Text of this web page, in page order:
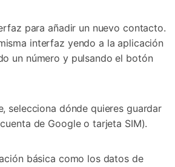
para añadir un nuevo contacto.
interfaz yendo a la aplicación
un número y pulsando el botón
selecciona dónde quieres guardar
de Google o tarjeta SIM).
básica como los datos de